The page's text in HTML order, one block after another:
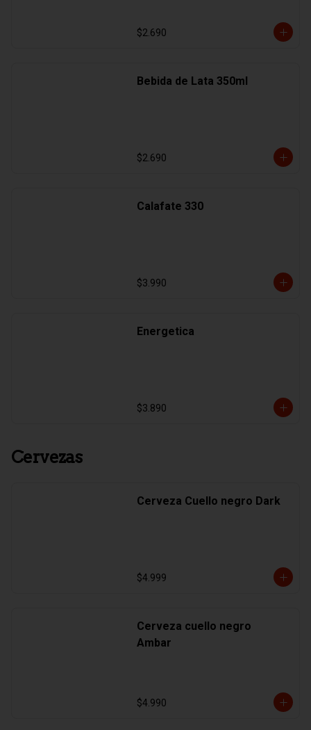
$2.690
Bebida de Lata 350ml
$2.690
Calafate 330
$3.990
Energetica
$3.890
Cervezas
Cerveza Cuello negro Dark
$4.999
Cerveza cuello negro
Ambar
$4.990